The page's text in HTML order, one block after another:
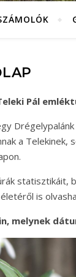
Pál
a
is
melynek